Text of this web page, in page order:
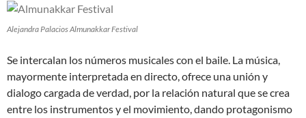
Alejandra Palacios Almunakkar Festival
Se intercalan los números musicales con el baile. La música,
mayormente interpretada en directo, ofrece una unión y
dialogo cargada de verdad, por la relación natural que se crea
entre los instrumentos y el movimiento, dando protagonismo